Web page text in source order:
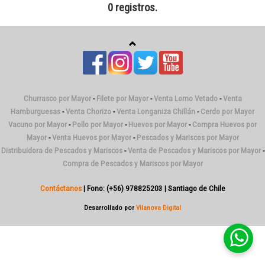
0 registros.
Churrasco por Mayor- Filete por Mayor-Venta Lomo Vetado-Venta
Hamburguesas -Venta Chorizo -Venta Longaniza Chillán - Cerdo por Mayor
Vacuno por Mayor - Pollo por Mayor - Huevos por Mayor - Compra Huevos por
Mayor-Venta Huevos por Mayor- Pescados y Mariscos por Mayor
Distribuidora de Pescados y Mariscos-Venta de Pescados y Mariscos por Mayor-
Compra de Pescados y Mariscos por Mayor
Contáctanos| Fono: (+56) 978825203 | Santiago de Chile
Desarrollado por Vilanova Digital